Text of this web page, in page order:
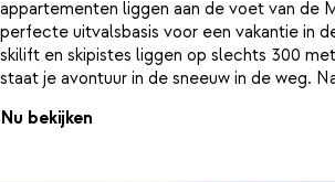
appartementen liggen aan de voet van de
perfecte uitvalsbasis voor een vakantie in
skilift en skipistes liggen op slechts 300
staat je avontuur in de sneeuw in de weg.
sneeuwpret wacht je een warm welkom in
Toe aan ontspanning? Neem een duik in
binnenzwembad, ontspan in de sauna,
Nu bekijken